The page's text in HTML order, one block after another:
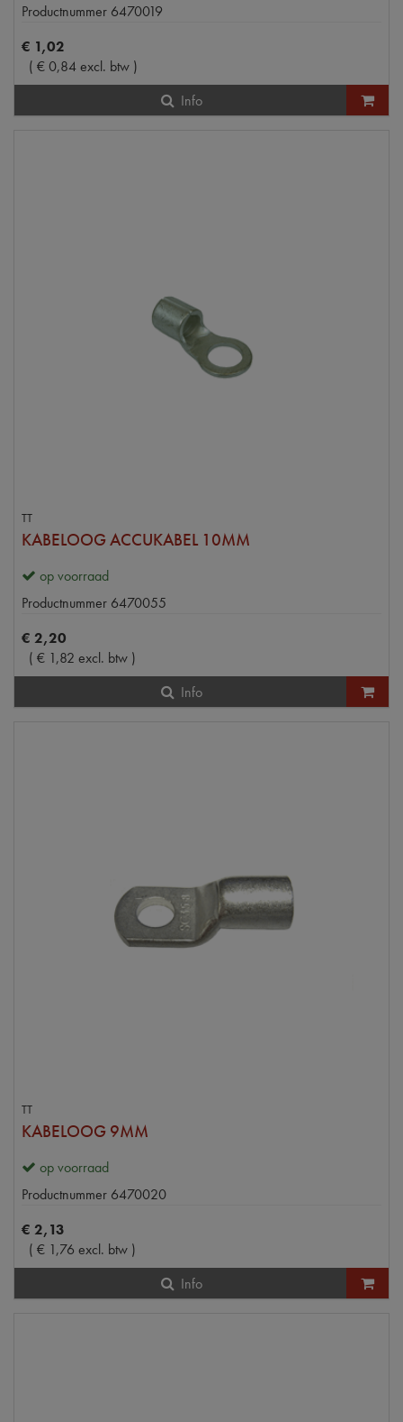
Productnummer 6470019
€ 1,02
( €0,84excl. btw )
Info
TT
KABELOOG ACCUKABEL 10MM
op voorraad
Productnummer 6470055
€ 2,20
( € 1,82 excl. btw )
Info
TT
KABELOOG 9MM
op voorraad
Productnummer 6470020
€ 2,13
( € 1,76 excl. btw )
Info